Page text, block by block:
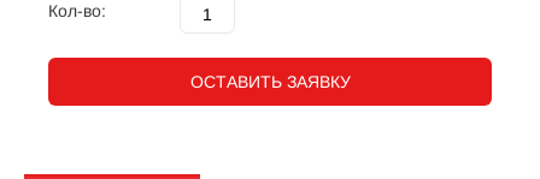
Кол-во:
ОСТАВИТЬ ЗАЯВКУ